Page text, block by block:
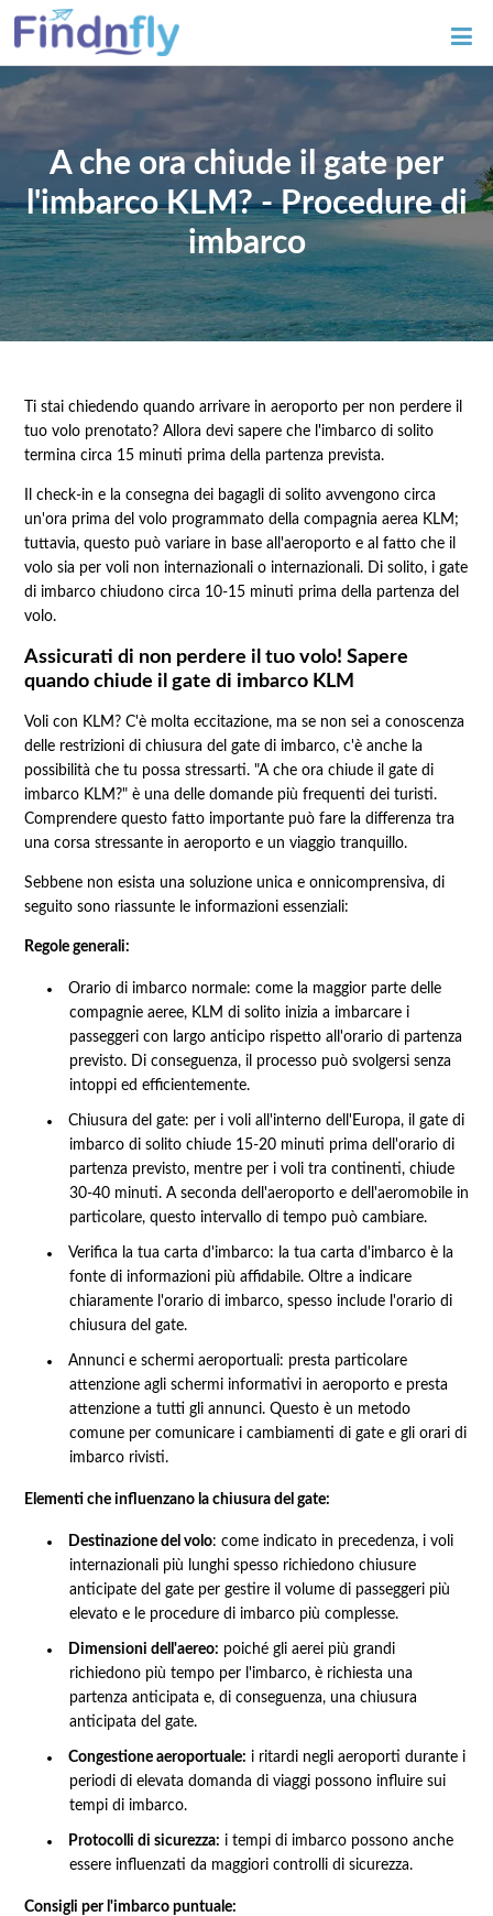
A che ora chiude il gate per
l'imbarco KLM? - Procedure di
imbarco
Ti stai chiedendo quando arrivare in aeroporto per non perdere il
tuo volo prenotato? Allora devi sapere che l'imbarco di solito
termina circa 15 minuti prima della partenza prevista.
Il check-in e la consegna dei bagagli di solito avvengono circa
un'ora prima del volo programmato della compagnia aerea KLM;
tuttavia, questo può variare in base all'aeroporto e al fatto che il
volo sia per voli non internazionali o internazionali. Di solito, i gate
di imbarco chiudono circa 10-15 minuti prima della partenza del
volo.
Assicurati di non perdere il tuo volo! Sapere
quando chiude il gate di imbarco KLM
Voli con KLM? C'è molta eccitazione, ma se non sei a conoscenza
delle restrizioni di chiusura del gate di imbarco, c'è anche la
possibilità che tu possa stressarti. "A che ora chiude il gate di
imbarco KLM?" è una delle domande più frequenti dei turisti.
Comprendere questo fatto importante può fare la differenza tra
una corsa stressante in aeroporto e un viaggio tranquillo.
Sebbene non esista una soluzione unica e onnicomprensiva, di
seguito sono riassunte le informazioni essenziali:
Regole generali:
Orario di imbarco normale: come la maggior parte delle
compagnie aeree, KLM di solito inizia a imbarcare i
passeggeri con largo anticipo rispetto all'orario di partenza
previsto. Di conseguenza, il processo può svolgersi senza
intoppi ed efficientemente.
Chiusura del gate: per i voli all'interno dell'Europa, il gate di
imbarco di solito chiude 15-20 minuti prima dell'orario di
partenza previsto, mentre per i voli tra continenti, chiude
30-40 minuti. A seconda dell'aeroporto e dell'aeromobile in
particolare, questo intervallo di tempo può cambiare.
Verifica la tua carta d'imbarco: la tua carta d'imbarco è la
fonte di informazioni più affidabile. Oltre a indicare
chiaramente l'orario di imbarco, spesso include l'orario di
chiusura del gate.
Annunci e schermi aeroportuali: presta particolare
attenzione agli schermi informativi in ​​aeroporto e presta
attenzione a tutti gli annunci. Questo è un metodo
comune per comunicare i cambiamenti di gate e gli orari di
imbarco rivisti.
Elementi che influenzano la chiusura del gate:
Destinazione del volo: come indicato in precedenza, i voli
internazionali più lunghi spesso richiedono chiusure
anticipate del gate per gestire il volume di passeggeri più
elevato e le procedure di imbarco più complesse.
Dimensioni dell'aereo: poiché gli aerei più grandi
richiedono più tempo per l'imbarco, è richiesta una
partenza anticipata e, di conseguenza, una chiusura
anticipata del gate.
Congestione aeroportuale: i ritardi negli aeroporti durante i
periodi di elevata domanda di viaggi possono influire sui
tempi di imbarco.
Protocolli di sicurezza: i tempi di imbarco possono anche
essere influenzati da maggiori controlli di sicurezza.
Consigli per l'imbarco puntuale: